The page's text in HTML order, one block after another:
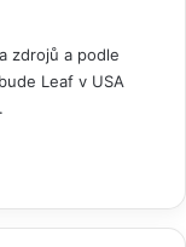
zdrojů a podle
Leaf v USA